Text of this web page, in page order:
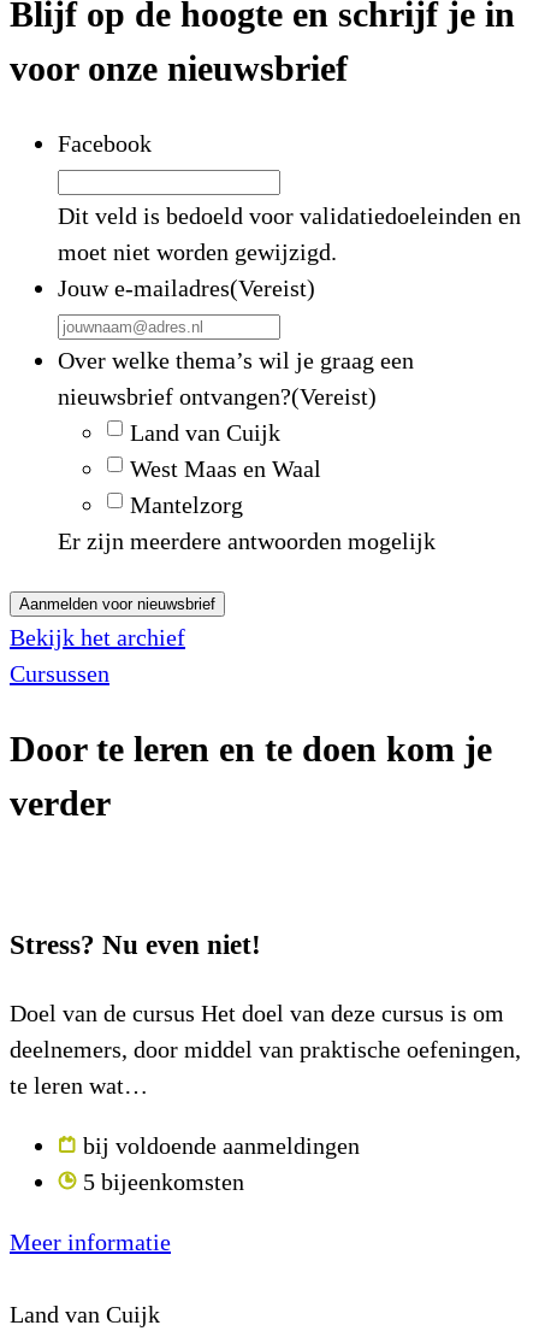
Blijf op de hoogte en schrijf je in
voor onze nieuwsbrief
Facebook
Dit veld is bedoeld voor validatiedoeleinden en
moet niet worden gewijzigd.
Jouw e-mailadres(Vereist)
Over welke thema’s wil je graag een
nieuwsbrief ontvangen?(Vereist)
Land van Cuijk
West Maas en Waal
Mantelzorg
Er zijn meerdere antwoorden mogelijk
Aanmelden voor nieuwsbrief
Bekijk het archief
Cursussen
Door te leren en te doen kom je
verder
Stress? Nu even niet!
Doel van de cursus Het doel van deze cursus is om
deelnemers, door middel van praktische oefeningen,
te leren wat…
bij voldoende aanmeldingen
5 bijeenkomsten
Meer informatie
Land van Cuijk